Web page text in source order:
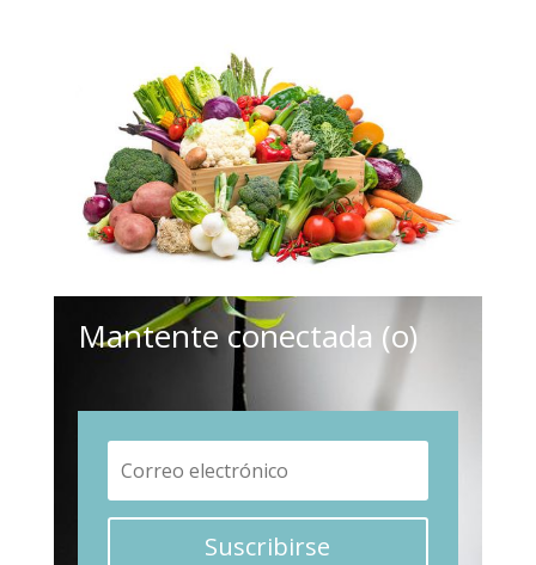
Mantente conectada (o)
Suscribirse